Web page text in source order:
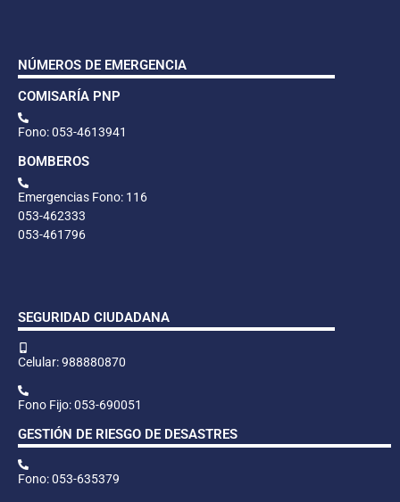
NÚMEROS DE EMERGENCIA
COMISARÍA PNP
Fono: 053-4613941
BOMBEROS
Emergencias Fono: 116
053-462333
053-461796
SEGURIDAD CIUDADANA
Celular: 988880870
Fono Fijo: 053-690051
GESTIÓN DE RIESGO DE DESASTRES
Fono: 053-635379